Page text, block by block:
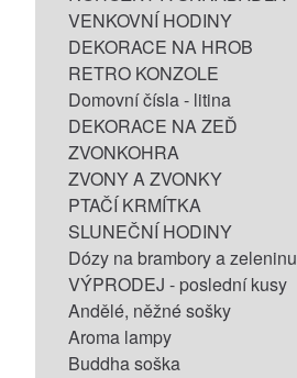
VENKOVNÍ HODINY
DEKORACE NA HROB
RETRO KONZOLE
Domovní čísla - litina
DEKORACE NA ZEĎ
ZVONKOHRA
ZVONY A ZVONKY
PTAČÍ KRMÍTKA
SLUNEČNÍ HODINY
Dózy na brambory a zeleninu
VÝPRODEJ - poslední kusy
Andělé, něžné sošky
Aroma lampy
Buddha soška